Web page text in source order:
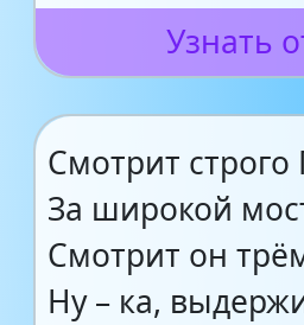
Узнать
Смотрит строго
За широкой
Смотрит он
Ну – ка,